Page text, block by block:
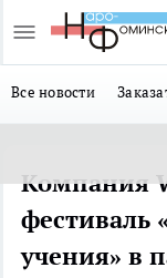
Все новости
Компания
фестиваль
учения» в